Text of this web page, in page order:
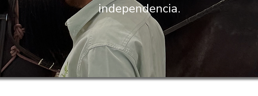
independencia.